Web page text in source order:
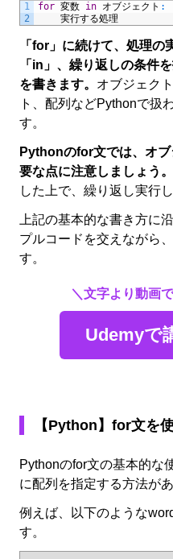
1
2
for 変数 in オブジェクト :
実行する処理
「for」に続けて、処理の
「in」、繰り返しの条件
を書きます。 オブジェク
ト、配列などPythonで扱
す。
Pythonのfor文では、オ
要な点に注意しましょう。
した上で、繰り返し実行
上記の基本的な書き方に
プルコードを交えながら
す。
＼文字より動画
Udemyで
【Python】for文を
Pythonのfor文の基本的な
に配列を指定する方法があ
例えば、以下のような
す。